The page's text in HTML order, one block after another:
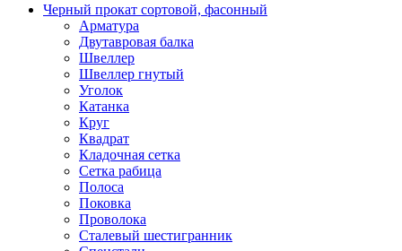
Черный прокат сортовой, фасонный
Арматура
Двутавровая балка
Швеллер
Швеллер гнутый
Уголок
Катанка
Круг
Квадрат
Кладочная сетка
Сетка рабица
Полоса
Поковка
Проволока
Сталевый шестигранник